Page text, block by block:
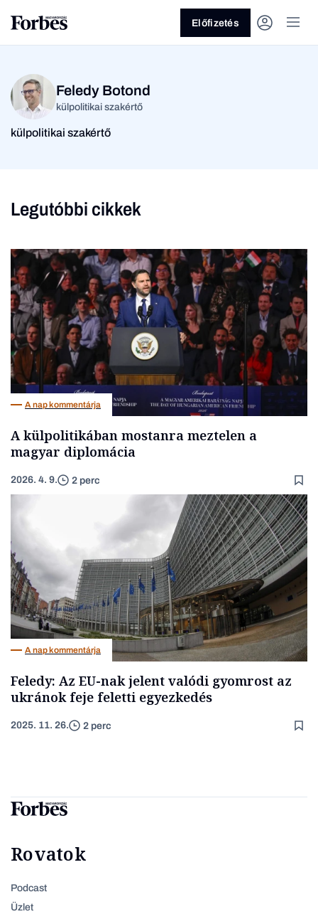
Előfizetés
Feledy Botond
külpolitikai szakértő
külpolitikai szakértő
Legutóbbi cikkek
A nap kommentárja
A külpolitikában mostanra meztelen a
magyar diplomácia
2026. 4. 9. 2 perc
A nap kommentárja
Feledy: Az EU-nak jelent valódi gyomrost az
ukránok feje feletti egyezkedés
2025. 11. 26. 2 perc
Rovatok
Podcast
Üzlet